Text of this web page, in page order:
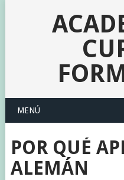
MENÚ
POR QUÉ
ALEMÁN